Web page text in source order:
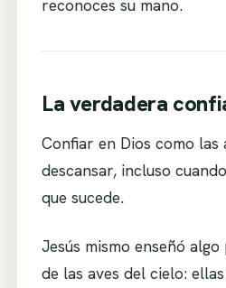
reconoces su mano.
La verdadera
Confiar en Dios como las
descansar, incluso
que sucede.
Jesús mismo enseñó
de las aves del cielo: